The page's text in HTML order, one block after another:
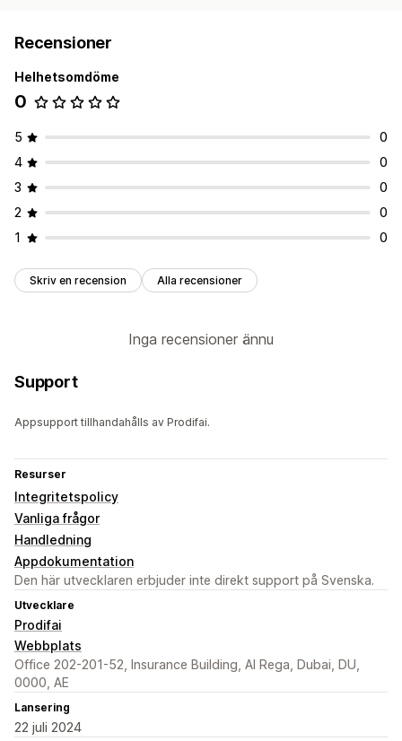
Recensioner
Helhetsomdöme
0
5
0
4
0
3
0
2
0
1
0
Skriv en recension Alla recensioner
Inga recensioner ännu
Support
Appsupport tillhandahålls av Prodifai.
Resurser
Integritetspolicy
Vanliga frågor
Handledning
Appdokumentation
Den här utvecklaren erbjuder inte direkt support på Svenska.
Utvecklare
Prodifai
Webbplats
Office 202-201-52, Insurance Building, Al Rega, Dubai, DU,
0000, AE
Lansering
22 juli 2024